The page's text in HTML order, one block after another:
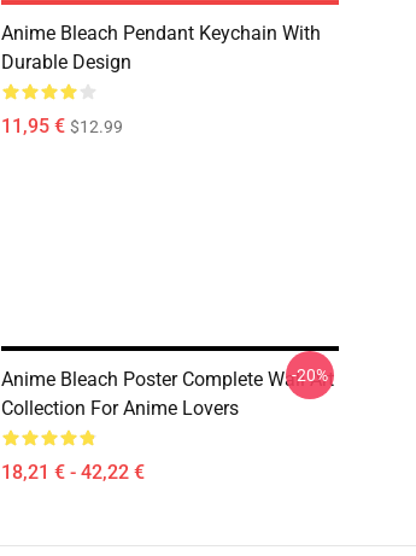
Anime Bleach Pendant Keychain With
Durable Design
11,95 € $12.99
Anime Bleach Poster Complete Wall Art
Collection For Anime Lovers
18,21 € - 42,22 €
-20%